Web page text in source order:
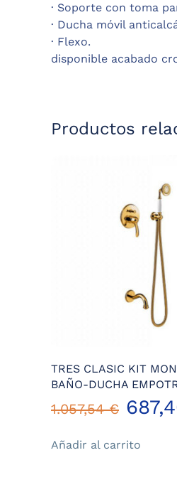
· Soporte con toma
· Ducha móvil
· Flexo.
disponible acabado
Productos
TRES CLASIC KIT
BAÑO-DUCHA
1.057,54€ El
precio
Añadir al carrito